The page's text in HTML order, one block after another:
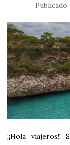
Publicado
¡¡Hola